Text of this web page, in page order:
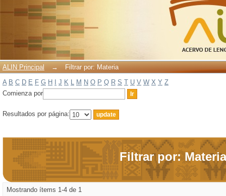
ALIN Principal →
Filtrar por: Materia
A B C D E F G H J K L M N O P Q R S T U V W X Y Z
Comienza por
Resultados por página:
Filtrar por: Materia
Mostrando ítems 1-4 de 1